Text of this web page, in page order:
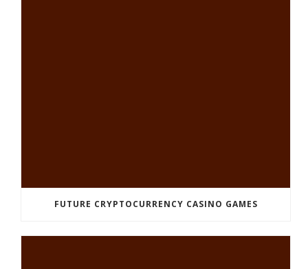
FUTURE CRYPTOCURRENCY CASINO GAMES